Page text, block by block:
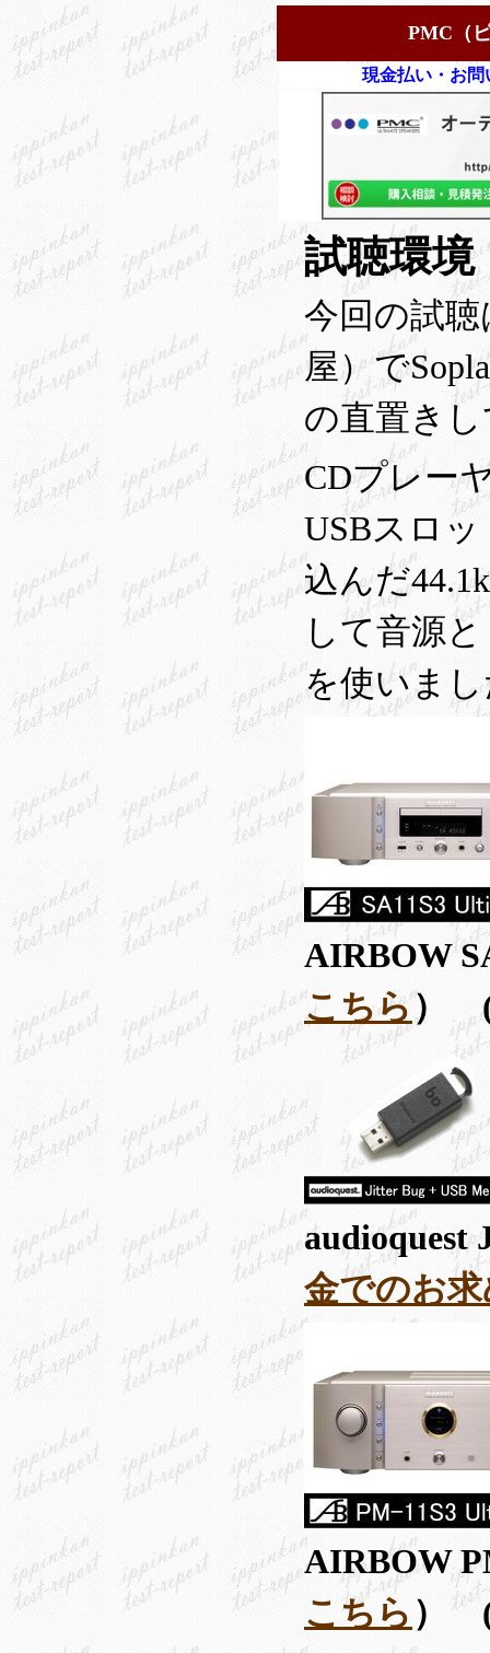
PMC（
現金払い・お問
試聴環境
今回の試
屋）で
の直置き
CDプレー
USBスロ
込んだ
して音源
を使いま
AIRBOW
こちら）
金でのお
AIRBOW
こちら ）